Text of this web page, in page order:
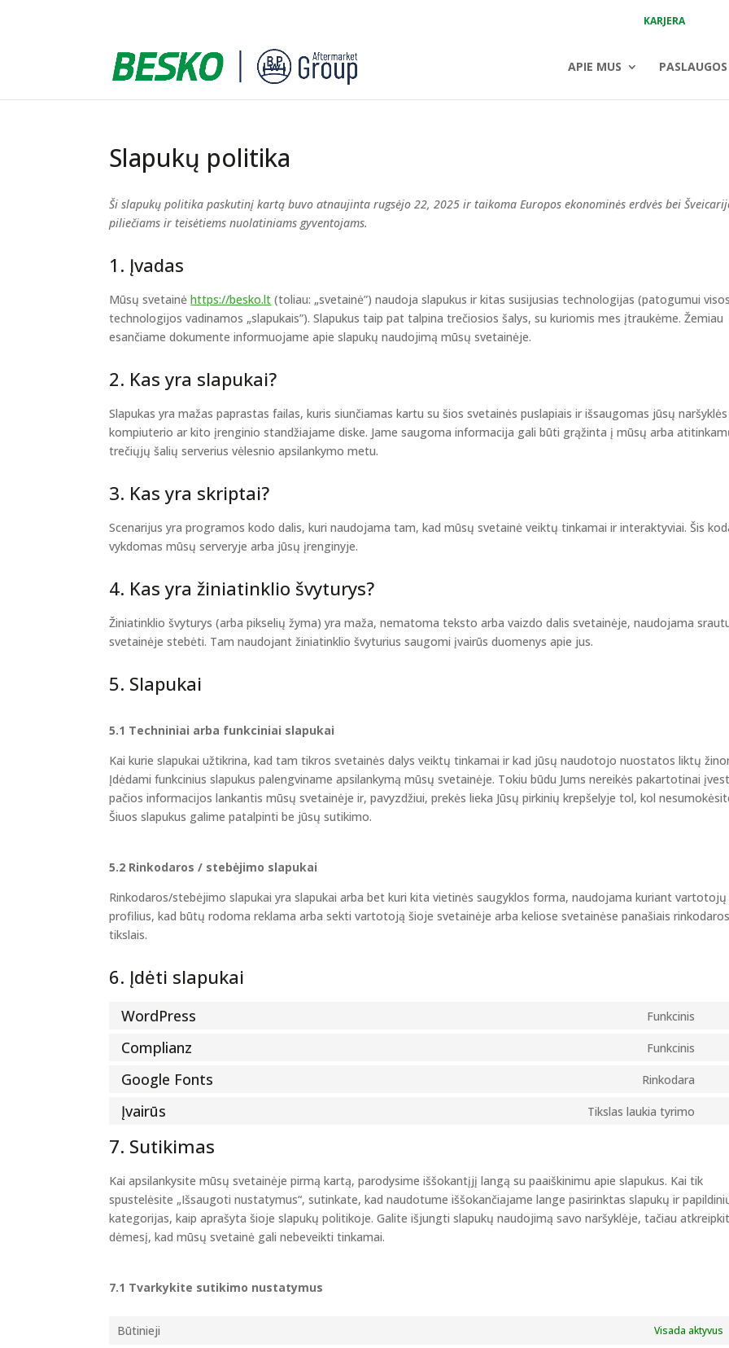
KARJERA
APIE MUS PASLAUGOS
Slapukų politika
Ši slapukų politika paskutinį kartą buvo atnaujinta rugsėjo 22, 2025 ir taikoma Europos ekonominės erdvės bei
piliečiams ir teisėtiems nuolatiniams gyventojams.
1. Įvadas
Mūsų svetainėhttps://besko.lt (toliau: „svetainė”) naudoja slapukus ir kitas susijusias technologijas (patogumui visos
technologijos vadinamos „slapukais”). Slapukus taip pat talpina trečiosios šalys, su kuriomis mes įtraukėme. Žemiau
esančiame dokumente informuojame apie slapukų naudojimą mūsų svetainėje.
2. Kas yra slapukai?
Slapukas yra mažas paprastas failas, kuris siunčiamas kartu su šios svetainės puslapiais ir išsaugomas jūsų
kompiuterio ar kito įrenginio standžiajame diske. Jame saugoma informacija gali būti grąžinta į mūsų arba
trečiųjų šalių serverius vėlesnio apsilankymo metu.
3. Kas yra skriptai?
Scenarijus yra programos kodo dalis, kuri naudojama tam, kad mūsų svetainė veiktų tinkamai ir interaktyviai. Šis
vykdomas mūsų serveryje arba jūsų įrenginyje.
4. Kas yra žiniatinklio švyturys?
Žiniatinklio švyturys (arba pikselių žyma) yra maža, nematoma teksto arba vaizdo dalis svetainėje, naudojama
svetainėje stebėti. Tam naudojant žiniatinklio švyturius saugomi įvairūs duomenys apie jus.
5. Slapukai
5.1 Techniniai arba funkciniai slapukai
Kai kurie slapukai užtikrina, kad tam tikros svetainės dalys veiktų tinkamai ir kad jūsų naudotojo nuostatos liktų
Įdėdami funkcinius slapukus palengviname apsilankymą mūsų svetainėje. Tokiu būdu Jums nereikės pakartotinai
pačios informacijos lankantis mūsų svetainėje ir, pavyzdžiui, prekės lieka Jūsų pirkinių krepšelyje tol, kol
Šiuos slapukus galime patalpinti be jūsų sutikimo.
5.2 Rinkodaros / stebėjimo slapukai
Rinkodaros/stebėjimo slapukai yra slapukai arba bet kuri kita vietinės saugyklos forma, naudojama kuriant vartotojų
profilius, kad būtų rodoma reklama arba sekti vartotoją šioje svetainėje arba keliose svetainėse panašiais rinkodaros
tikslais.
6. Įdėti slapukai
WordPress Funkcinis
Complianz Funkcinis
Google Fonts Rinkodara
Įvairūs Tikslas laukia tyrimo
7. Sutikimas
Kai apsilankysite mūsų svetainėje pirmą kartą, parodysime iššokantįjį langą su paaiškinimu apie slapukus. Kai tik
spustelėsite „Išsaugoti nustatymus“, sutinkate, kad naudotume iššokančiajame lange pasirinktas slapukų ir
kategorijas, kaip aprašyta šioje slapukų politikoje. Galite išjungti slapukų naudojimą savo naršyklėje, tačiau
dėmesį, kad mūsų svetainė gali nebeveikti tinkamai.
7.1 Tvarkykite sutikimo nustatymus
Būtinieji Visada aktyvus